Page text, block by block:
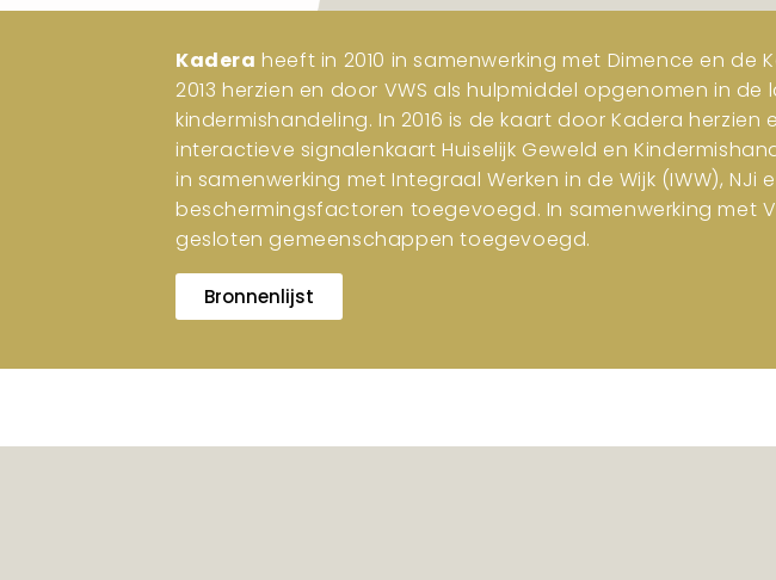
Kadera heeft in 2010 in samenwerking met Dimence en de
2013 herzien en door VWS als hulpmiddel opgenomen in
kindermishandeling. In 2016 is de kaart door Kadera
interactieve signalenkaart Huiselijk Geweld en
in samenwerking met Integraal Werken in de Wijk (IWW),
beschermingsfactoren toegevoegd. In samenwerking met
gesloten gemeenschappen toegevoegd.
Bronnenlijst